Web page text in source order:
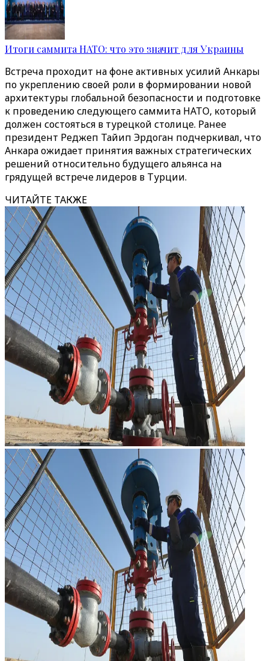
Итоги саммита НАТО: что это значит для Украины
Встреча проходит на фоне активных усилий Анкары
по укреплению своей роли в формировании новой
архитектуры глобальной безопасности и подготовке
к проведению следующего саммита НАТО, который
должен состояться в турецкой столице. Ранее
президент Реджеп Тайип Эрдоган подчеркивал, что
Анкара ожидает принятия важных стратегических
решений относительно будущего альянса на
грядущей встрече лидеров в Турции.
ЧИТАЙТЕ ТАКЖЕ